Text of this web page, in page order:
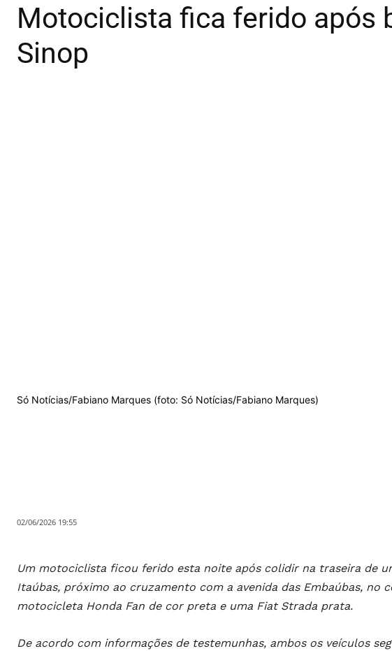
Motociclista fica ferido após
Sinop
Só Notícias/Fabiano Marques (foto: Só Notícias/Fabiano Marques)
02/06/2026 19:55
Um motociclista ficou ferido esta noite após colidir na traseira de
Itaúbas, próximo ao cruzamento com a avenida das Embaúbas, no
motocicleta Honda Fan de cor preta e uma Fiat Strada prata.
De acordo com informações de testemunhas, ambos os veículos